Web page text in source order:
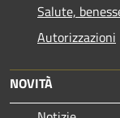
Salute,
Autorizzazioni
NOVITÀ